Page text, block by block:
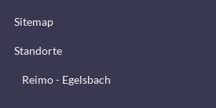
Sitemap
Standorte
Reimo - Egelsbach